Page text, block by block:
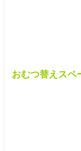
おむつ替えスペ